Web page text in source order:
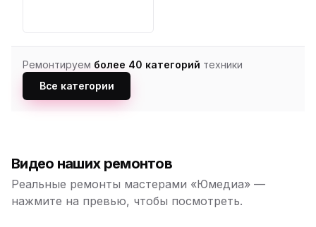
Ремонтируем более 40 категорий техники
Все категории
Видео наших ремонтов
Реальные ремонты мастерами «Юмедиа» —
нажмите на превью, чтобы посмотреть.